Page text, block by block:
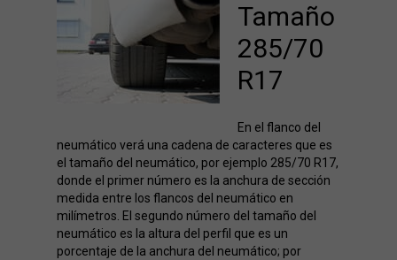
Tamaño
285/70
R17
En el flanco del
neumático verá una cadena de caracteres que es
el tamaño del neumático, por ejemplo 285/70 R17,
donde el primer número es la anchura de sección
medida entre los flancos del neumático en
milímetros. El segundo número del tamaño del
neumático es la altura del perfil que es un
porcentaje de la anchura del neumático; por